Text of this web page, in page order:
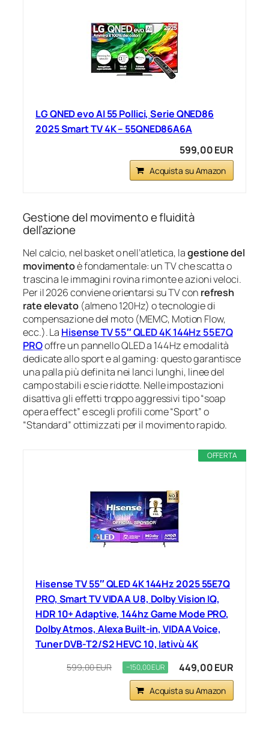
LG QNED evo AI 55 Pollici, Serie QNED86
2025 Smart TV 4K – 55QNED86A6A
599,00 EUR
Acquista su Amazon
Gestione del movimento e fluidità
dell’azione
Nel calcio, nel basket o nell’atletica, lagestione del
movimentoè fondamentale: un TV che scatta o
trascina le immagini rovina rimonte e azioni veloci.
Per il 2026 conviene orientarsi su TV con refresh
rate elevato(almeno 120Hz) o tecnologie di
compensazione del moto (MEMC, Motion Flow,
ecc.). La Hisense TV 55″ QLED 4K 144Hz 55E7Q
PROoffre un pannello QLED a 144Hz e modalità
dedicate allo sport e al gaming: questo garantisce
una palla più definita nei lanci lunghi, linee del
campo stabili e scie ridotte. Nelle impostazioni
disattiva gli effetti troppo aggressivi tipo “soap
opera effect” e scegli profili come “Sport” o
“Standard” ottimizzati per il movimento rapido.
OFFERTA
Hisense TV 55″ QLED 4K 144Hz 2025 55E7Q
PRO, Smart TV VIDAA U8, Dolby Vision IQ,
HDR 10+ Adaptive, 144hz Game Mode PRO,
Dolby Atmos, Alexa Built-in, VIDAA Voice,
Tuner DVB-T2/S2 HEVC 10, lativù 4K
599,00 EUR −150,00 EUR 449,00 EUR
Acquista su Amazon